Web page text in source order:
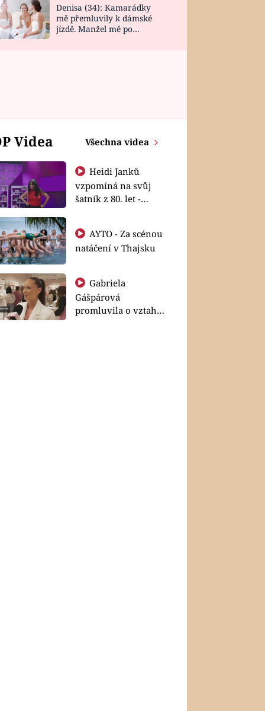
Denisa (34): Kamarádky
mě přemluvily k dámské
jízdě. Manžel mě po
Videa Všechna videa
Heidi Janků
vzpomíná na svůj
šatník z 80. let -
natáčení v Thajsku
Gabriela
Gášpárová
promluvila o vztahu